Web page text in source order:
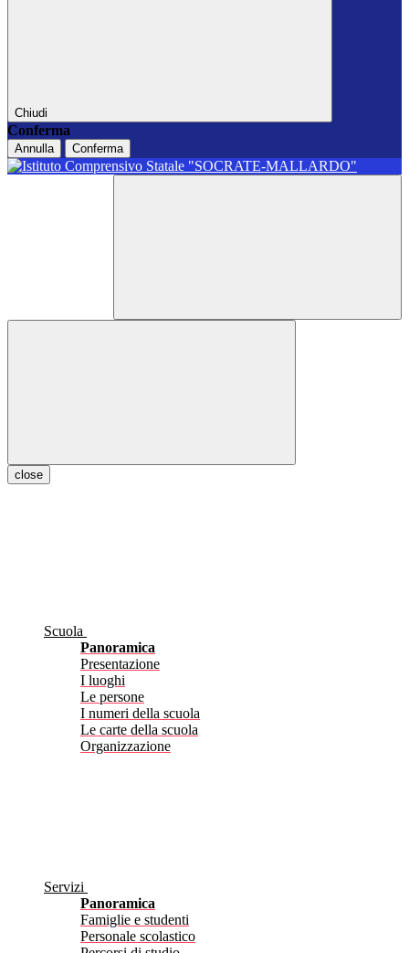
Chiudi
Conferma
Annulla Conferma
close
Scuola
Panoramica
Presentazione
I luoghi
Le persone
I numeri della scuola
Le carte della scuola
Organizzazione
Servizi
Panoramica
Famiglie e studenti
Personale scolastico